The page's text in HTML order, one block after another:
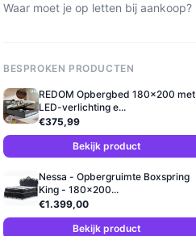
Waar moet je op letten bij aankoop?
BESPROKEN PRODUCTEN
REDOM Opbergbed 180x200 met
LED-verlichting e...
€375,99
Bekijk product
Nessa - Opbergruimte Boxspring
King - 180x200...
€1.399,00
Bekijk product